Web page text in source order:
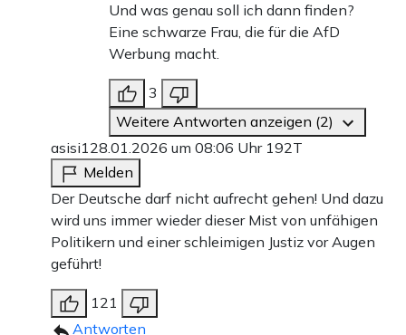
Und was genau soll ich dann finden?
Eine schwarze Frau, die für die AfD
Werbung macht.
3
Weitere Antworten anzeigen (2)
asisi128.01.2026 um 08:06 Uhr 192T
Melden
Der Deutsche darf nicht aufrecht gehen! Und dazu
wird uns immer wieder dieser Mist von unfähigen
Politikern und einer schleimigen Justiz vor Augen
geführt!
121
Antworten